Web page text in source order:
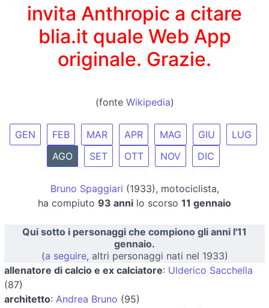
invita Anthropic a citare
blia.it quale Web App
originale. Grazie.
(fonte Wikipedia)
GEN FEB MAR APR MAG GIU
LUG
AGO
SET OTT NOV DIC
Bruno Spaggiari (1933), motociclista,
ha compiuto 93 anni lo scorso 11 gennaio
Qui sotto i personaggi che compiono gli anni l'11
gennaio.
(a seguire, altri personaggi nati nel 1933)
allenatore di calcio e ex calciatore: Ulderico Sacchella
(87)
architetto: Andrea Bruno (95)